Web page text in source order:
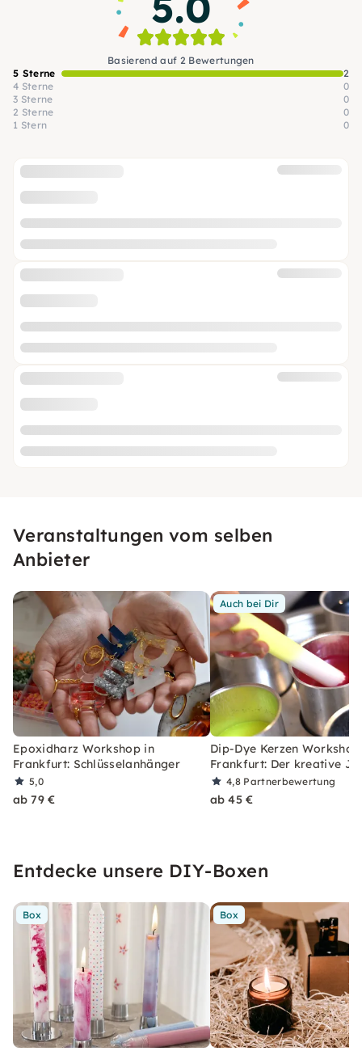
Basierend auf 2 Bewertungen
5 Sterne
2
4 Sterne
0
3 Sterne
0
2 Sterne
0
1 Stern
0
Veranstaltungen vom selben
Anbieter
Epoxidharz Workshop in
Frankfurt: Schlüsselanhänger
5,0
ab 79 €
Auch bei Dir
Dip-Dye Kerzen
Frankfurt: Der kreative
4,8 Partnerbewertung
ab 45 €
Entdecke unsere DIY-Boxen
Box Box